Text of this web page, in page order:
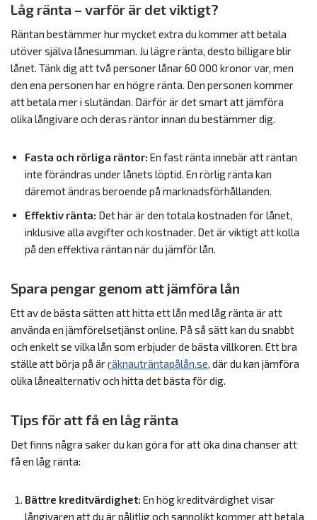
Låg ränta – varför är det viktigt?
Räntan bestämmer hur mycket extra du kommer att betala
utöver själva lånesumman. Ju lägre ränta, desto billigare blir
lånet. Tänk dig att två personer lånar 60 000 kronor var, men
den ena personen har en högre ränta. Den personen kommer
att betala mer i slutändan. Därför är det smart att jämföra
olika långivare och deras räntor innan du bestämmer dig.
Fasta och rörliga räntor: En fast ränta innebär att räntan
inte förändras under lånets löptid. En rörlig ränta kan
däremot ändras beroende på marknadsförhållanden.
Effektiv ränta: Det här är den totala kostnaden för lånet,
inklusive alla avgifter och kostnader. Det är viktigt att kolla
på den effektiva räntan när du jämför lån.
Spara pengar genom att jämföra lån
Ett av de bästa sätten att hitta ett lån med låg ränta är att
använda en jämförelsetjänst online. På så sätt kan du snabbt
och enkelt se vilka lån som erbjuder de bästa villkoren. Ett bra
ställe att börja på ärräknauträntapålån.se, där du kan jämföra
olika lånealternativ och hitta det bästa för dig.
Tips för att få en låg ränta
Det finns några saker du kan göra för att öka dina chanser att
få en låg ränta:
Bättre kreditvärdighet: En hög kreditvärdighet visar
långivaren att du är pålitlig och sannolikt kommer att betala